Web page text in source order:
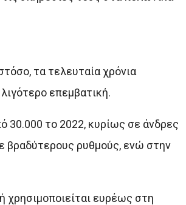
τα τελευταία χρόνια
επεμβατική.
30.000 το 2022, κυρίως σε άνδρες
βραδύτερους ρυθμούς, ενώ στην
χρησιμοποιείται ευρέως στη